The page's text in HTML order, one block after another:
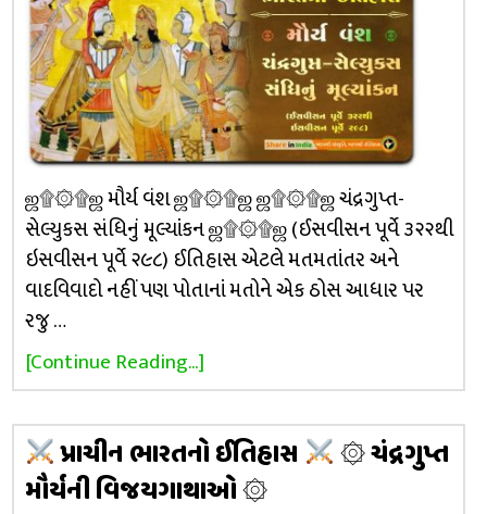
ஜ۩۞۩ஜ મૌર્ય વંશ ஜ۩۞۩ஜ ஜ۩۞۩ஜ ચંદ્રગુપ્ત-
સેલ્યુકસ સંધિનું મૂલ્યાંકન ஜ۩۞۩ஜ (ઈસવીસન પૂર્વે ૩૨૨થી
ઇસવીસન પૂર્વે ૨૯૮) ઈતિહાસ એટલે મતમતાંતર અને
વાદવિવાદો નહીં પણ પોતાનાં મતોને એક ઠોસ આધાર પર
રજુ …
[Continue Reading...]
પ્રાચીન ભારતનો ઈતિહાસ
۞ ચંદ્રગુપ્ત
મૌર્યની વિજયગાથાઓ ۞